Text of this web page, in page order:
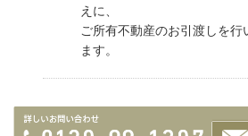
えに、
ご所有不動産のお引渡しを行
ます。